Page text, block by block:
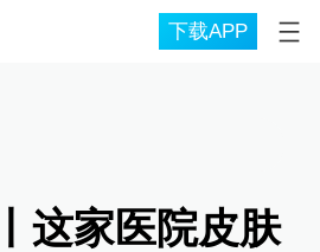
下载APP
这家医院皮肤